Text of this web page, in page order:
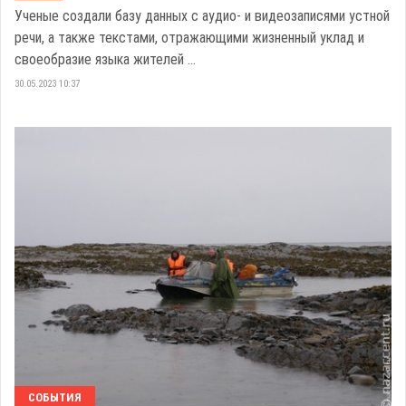
Ученые создали базу данных с аудио- и видеозаписями устной
речи, а также текстами, отражающими жизненный уклад и
своеобразие языка жителей ...
30.05.2023 10:37
СОБЫТИЯ